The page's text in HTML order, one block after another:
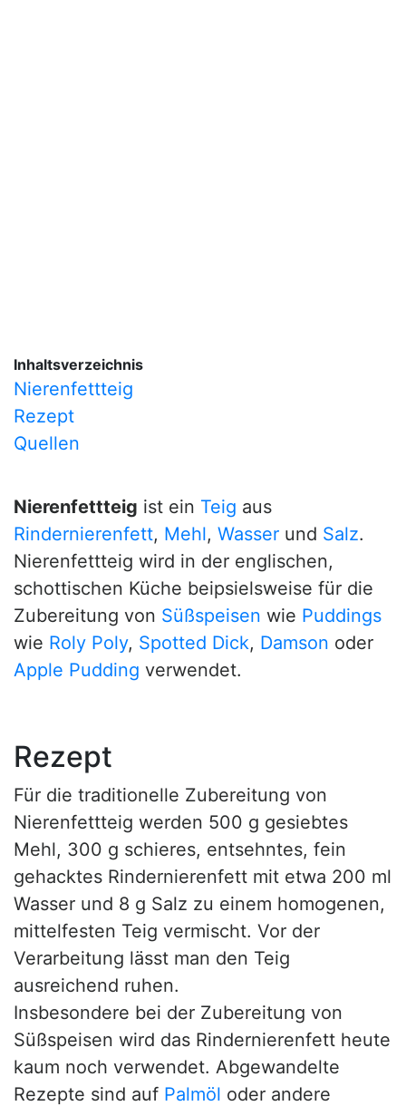
Inhaltsverzeichnis
Nierenfettteig
Rezept
Quellen
Nierenfettteig ist ein Teig aus
Rindernierenfett, Mehl, Wasser und Salz.
Nierenfettteig wird in der englischen,
schottischen Küche beipsielsweise für die
Zubereitung von Süßspeisen wie Puddings
wie Roly Poly, Spotted Dick, Damson oder
Apple Pudding verwendet.
Rezept
Für die traditionelle Zubereitung von
Nierenfettteig werden 500 g gesiebtes
Mehl, 300 g schieres, entsehntes, fein
gehacktes Rindernierenfett mit etwa 200 ml
Wasser und 8 g Salz zu einem homogenen,
mittelfesten Teig vermischt. Vor der
Verarbeitung lässt man den Teig
ausreichend ruhen.
Insbesondere bei der Zubereitung von
Süßspeisen wird das Rindernierenfett heute
kaum noch verwendet. Abgewandelte
Rezepte sind auf Palmöl oder andere